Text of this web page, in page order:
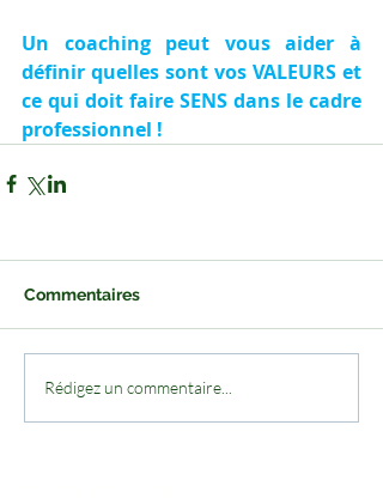
Un coaching peut vous aider à
définir quelles sont vos VALEURS et
ce qui doit faire SENS dans le cadre
professionnel !
Commentaires
Rédigez un commentaire...